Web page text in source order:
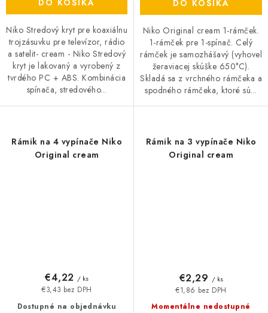
DO KOŠÍKA
Niko Stredový kryt pre koaxiálnu
trojzásuvku pre televízor, rádio
a satelit- cream - Niko Stredový
kryt je lakovaný a vyrobený z
tvrdého PC + ABS. Kombinácia
spínača, stredového...
DO KOŠÍKA
Niko Original cream 1-rámček.
1-rámček pre 1-spínač. Celý
rámček je samozhášavý (vyhovel
žeraviacej skúške 650°C).
Skladá sa z vrchného rámčeka a
spodného rámčeka, ktoré sú...
Rámik na 4 vypínače Niko
Original cream
Dostupné na objednávku
€3,43 bez DPH
€4,22 / ks
Rámik na 3 vypínače Niko
Original cream
Momentálne nedostupné
€1,86 bez DPH
€2,29 / ks